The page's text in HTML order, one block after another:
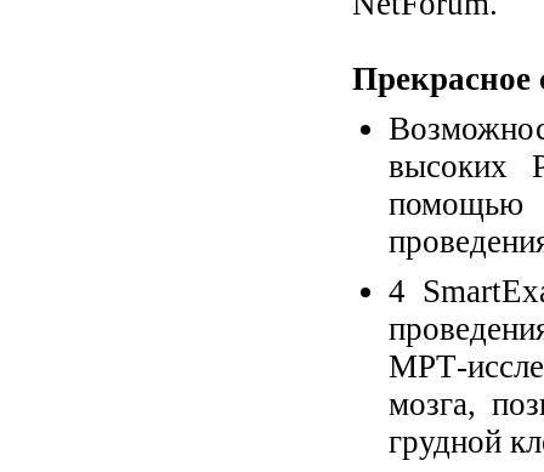
Прекрасное
высоких
помощью
4
МРТ-
мозга,
грудной